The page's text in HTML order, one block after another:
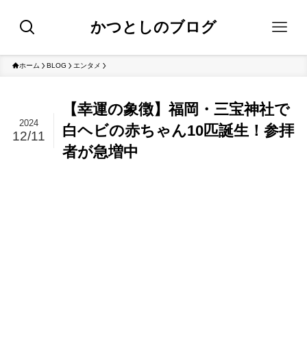
かつとしのブログ
ホーム BLOG エンタメ
【幸運の象徴】福岡・三宝神社で
白ヘビの赤ちゃん10匹誕生！参拝
者が急増中
2024
12/11